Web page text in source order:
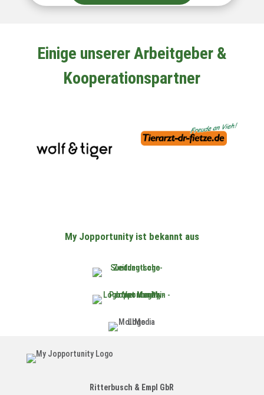
Einige unserer Arbeitgeber &
Kooperationspartner
My Jopportunity ist bekannt aus
Ritterbusch & Empl GbR